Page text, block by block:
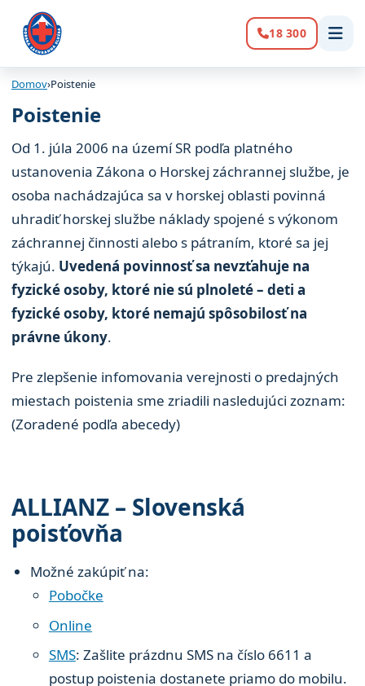
Volanie:
18 300
Domov›Poistenie
Poistenie
Od 1. júla 2006 na území SR podľa platného
ustanovenia Zákona o Horskej záchrannej službe, je
osoba nachádzajúca sa v horskej oblasti povinná
uhradiť horskej službe náklady spojené s výkonom
záchrannej činnosti alebo s pátraním, ktoré sa jej
týkajú. Uvedená povinnosť sa nevzťahuje na
fyzické osoby, ktoré nie sú plnoleté – deti a
fyzické osoby, ktoré nemajú spôsobilosť na
právne úkony.
Pre zlepšenie infomovania verejnosti o predajných
miestach poistenia sme zriadili nasledujúci zoznam:
(Zoradené podľa abecedy)
ALLIANZ – Slovenská
poisťovňa
Možné zakúpiť na:
Pobočke
Online
SMS: Zašlite prázdnu SMS na číslo 6611 a
postup poistenia dostanete priamo do mobilu.